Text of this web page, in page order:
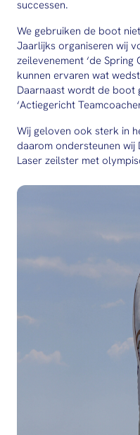
successen.
We gebruiken de boot
Jaarlijks organiseren wij
zeilevenement ‘de
kunnen ervaren wat
Daarnaast wordt de
‘Actiegericht
Wij geloven ook sterk in
daarom ondersteunen wij
Laser zeilster met